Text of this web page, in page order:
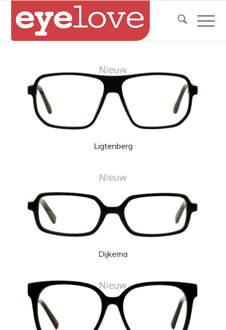
Ligtenberg
Dijkema